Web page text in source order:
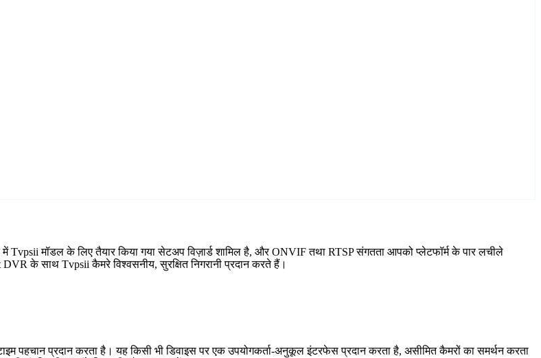
मॉडल के लिए तैयार किया गया सेटअप विज़ार्ड शामिल है, और ONVIF तथा RTSP संगतता आपको प्लेटफॉर्म के पार लचीले
के साथ Tvpsii कैमरे विश्वसनीय, सुरक्षित निगरानी प्रदान करते हैं।
पहचान प्रदान करता है। यह किसी भी डिवाइस पर एक उपयोगकर्ता-अनुकूल इंटरफेस प्रदान करता है, असीमित कैमरों का समर्थन करता